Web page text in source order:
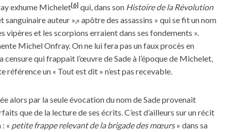
exhume Michelet[6] qui, dans son Histoire de la Révolution
auteur »,« apôtre des assassins » qui se fit un nom
vipères et les scorpions erraient dans ses fondements ».
Michel Onfray. On ne lui fera pas un faux procès en
qui frappait l’œuvre de Sade à l’époque de Michelet,
un « Tout est dit » n’est pas recevable.
alors par la seule évocation du nom de Sade provenait
que de la lecture de ses écrits. C’est d’ailleurs sur un récit
« petite frappe relevant de la brigade des mœurs» dans sa